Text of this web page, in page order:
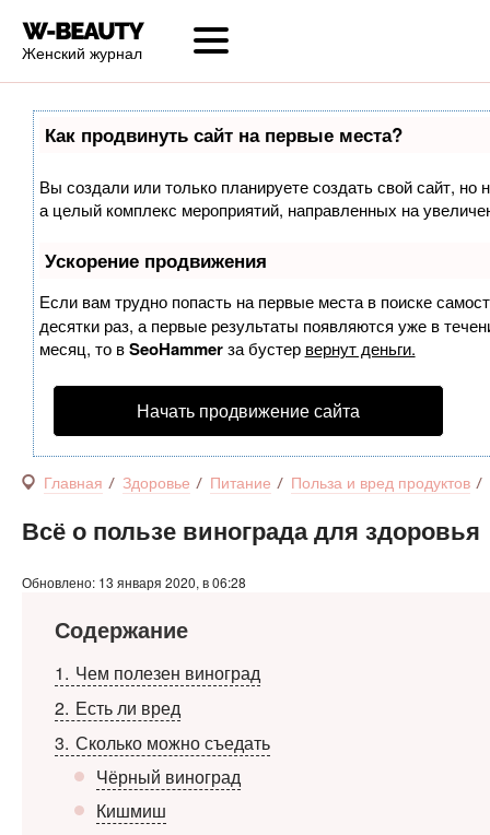
Женский журнал
Как продвинуть сайт на первые места?
Вы создали или только планируете создать свой сайт, но
а целый комплекс мероприятий, направленных на
Ускорение продвижения
Если вам трудно попасть на первые места в поиске
десятки раз, а первые результаты появляются уже в
месяц, то вSeoHammerза бустер вернут деньги.
Начать продвижение сайта
Главная Здоровье Питание Польза и вред продуктов
Всё о пользе винограда для здоровья
Обновлено: 13 января 2020, в 06:28
Содержание
1
Чем полезен виноград
2 Есть ли вред
3 Сколько можно съедать
Чёрный виноград
Кишмиш